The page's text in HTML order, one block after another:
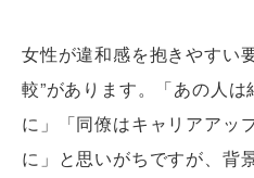
女性が違和感を抱きやすい
較”があります。「あの人
に」「同僚はキャリアアッ
に」と思いがちですが、背